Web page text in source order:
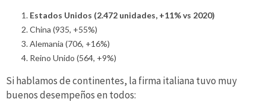
Estados Unidos (2.472 unidades, +11% vs 2020)
China (935, +55%)
Alemania (706, +16%)
Reino Unido (564, +9%)
Si hablamos de continentes, la firma italiana tuvo muy
buenos desempeños en todos: